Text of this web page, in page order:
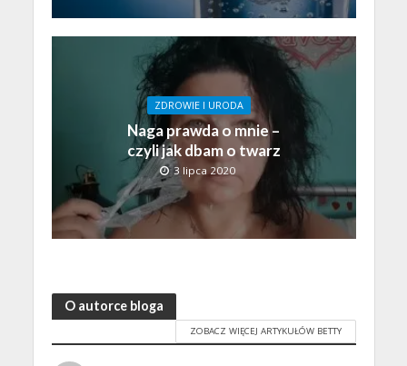
ZDROWIE I URODA
Naga prawda o mnie –
czyli jak dbam o twarz
3 lipca 2020
O autorce bloga
ZOBACZ WIĘCEJ ARTYKUŁÓW BETTY